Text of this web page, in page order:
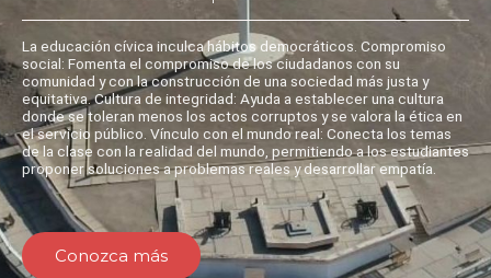
La educación cívica inculca hábitos democráticos. Compromiso
social: Fomenta el compromiso de los ciudadanos con su
comunidad y con la construcción de una sociedad más justa y
equitativa. Cultura de integridad: Ayuda a establecer una cultura
donde se toleran menos los actos corruptos y se valora la ética en
el servicio público. Vínculo con el mundo real: Conecta los temas
de la clase con la realidad del mundo, permitiendo a los estudiantes
proponer soluciones a problemas reales y desarrollar empatía.
Conozca más